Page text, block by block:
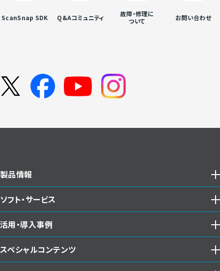
ScanSnap SDK Q&Aコミュニティ
故障・修理に
ついて
お問い合わせ
製品情報
ScanSnapとは
製品一覧
ScanSnap Camera
ScanSnap iX2500
ScanSnap iX2400
ScanSnap iX1300
ソフト・サービス
ScanSnap Home
ScanSnap Cloud
Scan to DocuWorks
連携サービス
活用・導入事例
ユーザー事例
スペシャルコンテンツ